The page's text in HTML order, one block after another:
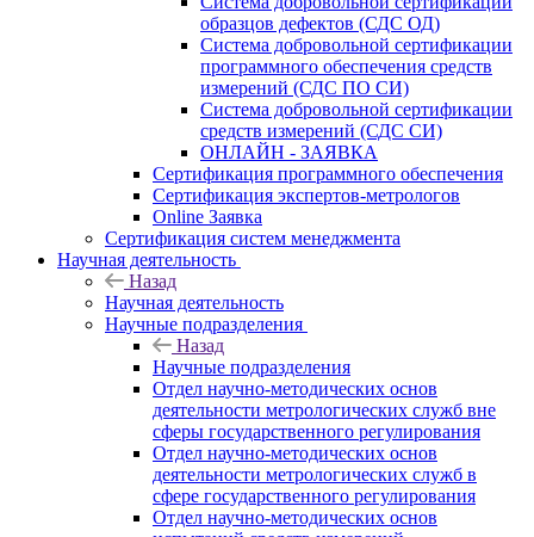
образцов дефектов (СДС ОД)
Система добровольной сертификации
программного обеспечения средств
измерений (СДС ПО СИ)
Система добровольной сертификации
средств измерений (СДС СИ)
ОНЛАЙН - ЗАЯВКА
Сертификация программного обеспечения
Сертификация экспертов-метрологов
Online Заявка
Сертификация систем менеджмента
Научная деятельность
Назад
Научная деятельность
Научные подразделения
Назад
Научные подразделения
Отдел научно-методических основ
деятельности метрологических служб вне
сферы государственного регулирования
Отдел научно-методических основ
деятельности метрологических служб в
сфере государственного регулирования
Отдел научно-методических основ